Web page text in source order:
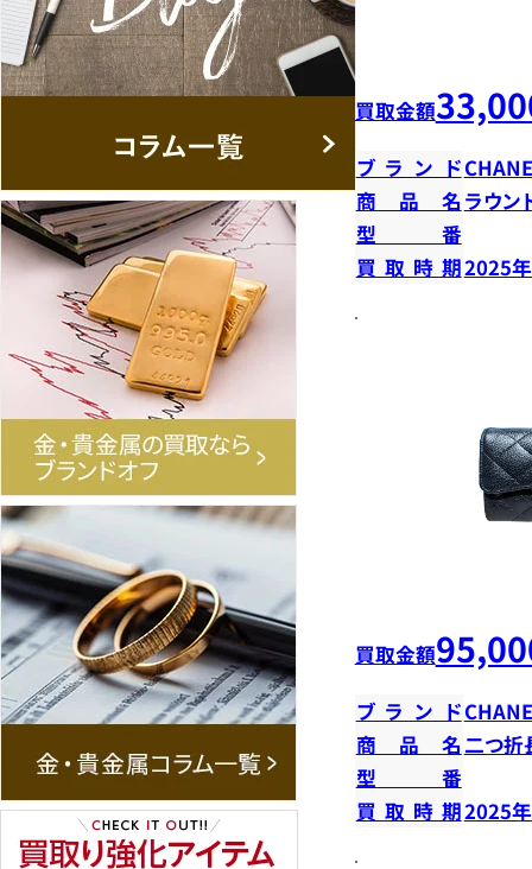
買取金額
ブランド
商品名 ラウン
型番
買取時期2025
買取金額
ブランド
商品名二つ折
型番
買取時期2025